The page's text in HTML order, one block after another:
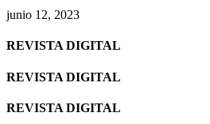
junio 12, 2023
REVISTA DIGITAL
REVISTA DIGITAL
REVISTA DIGITAL